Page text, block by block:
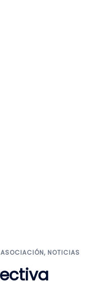
ASOCIACIÓN, NOTICIAS